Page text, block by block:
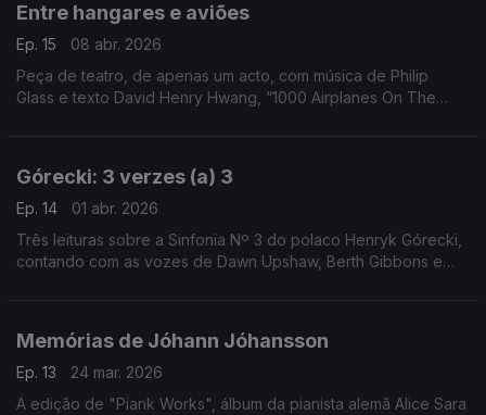
Entre hangares e aviões
Ep. 15
08 abr. 2026
Peça de teatro, de apenas um acto, com música de Philip
Glass e texto David Henry Hwang, “1000 Airplanes On The
Górecki: 3 verzes (a) 3
Ep. 14
01 abr. 2026
Três leituras sobre a Sinfonia Nº 3 do polaco Henryk Górecki,
contando com as vozes de Dawn Upshaw, Berth Gibbons e
Memórias de Jóhann Jóhansson
Ep. 13
24 mar. 2026
A edição de "Piank Works", álbum da pianista alemã Alice Sara